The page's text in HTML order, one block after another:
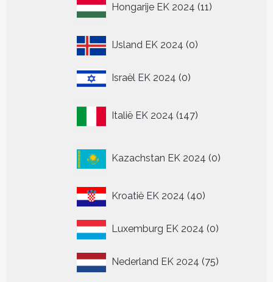
Hongarije EK 2024 11
producten
IJsland EK 2024 00
Israël EK 2024 00
Italië EK 2024 147
producten
Kazachstan EK 2024 0
producten
Kroatië EK 2024 4040
Luxemburg EK 2024 00
Nederland EK 2024 7575